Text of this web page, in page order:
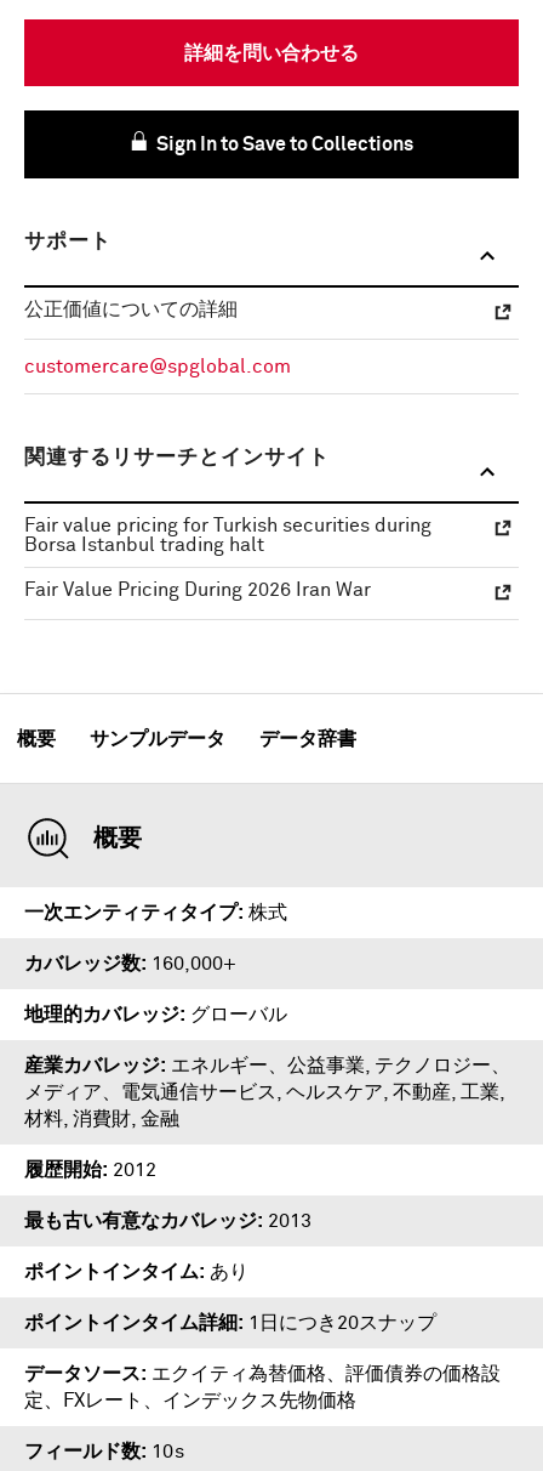
詳細を問い合わせる
Sign In to Save to Collections
サポート
公正価値についての詳細
customercare@spglobal.com
関連するリサーチとインサイト
Fair value pricing for Turkish securities during
Borsa Istanbul trading halt
Fair Value Pricing During 2026 Iran War
概要 サンプルデータ データ辞書
概要
一次エンティティタイプ 株式
カバレッジ数 160,000+
地理的カバレッジ グローバル
産業カバレッジ
エネルギー、公益事業, テクノロジー、
メディア、電気通信サービス, ヘルスケア, 不動産, 工業,
材料, 消費財, 金融
履歴開始 2012
最も古い有意なカバレッジ 2013
ポイントインタイム あり
ポイントインタイム詳細 1日につき20スナップ
データソース
エクイティ為替価格、評価債券の価格設
定、FXレート、インデックス先物価格
フィールド数 10s